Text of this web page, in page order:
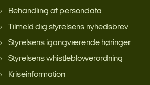
Behandling af persondata
Tilmeld dig styrelsens nyhedsbrev
Styrelsens igangværende høringer
Styrelsens whistleblowerordning
Kriseinformation